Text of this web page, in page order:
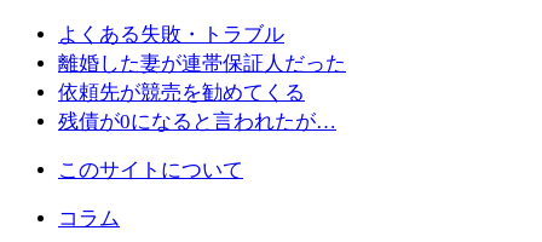
よくある失敗・トラブル
離婚した妻が連帯保証人だった
依頼先が競売を勧めてくる
残債が0になると言われたが…
このサイトについて
コラム